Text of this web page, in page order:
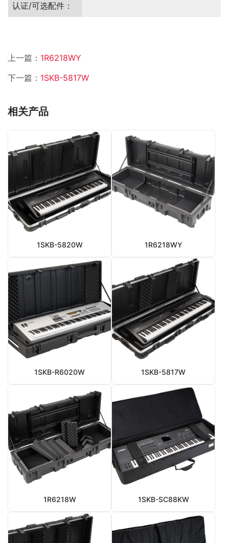
认证/可选配件：
上一篇： 1R6218WY
下一篇： 1SKB-5817W
相关产品
1SKB-5820W 1R6218WY
1SKB-R6020W 1SKB-5817W
1R6218W 1SKB-SC88KW